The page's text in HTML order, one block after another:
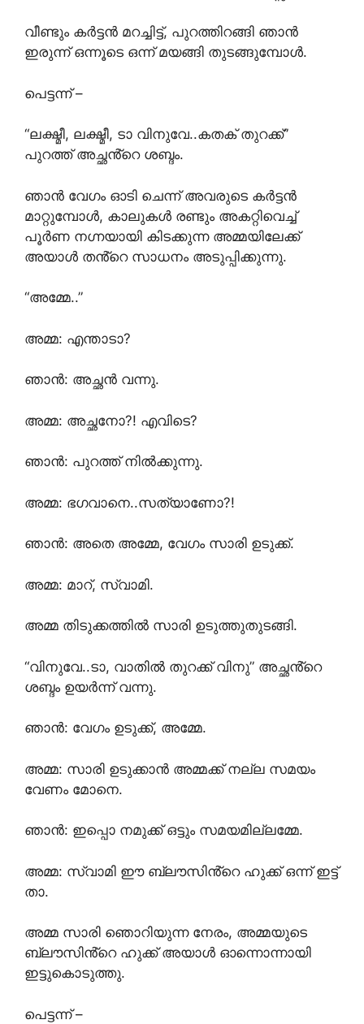
വീണ്ടും കർട്ടൻ മറച്ചിട്ട്, പുറത്തിറങ്ങി ഞാൻ
ഇരുന്ന് ഒന്നൂടെ ഒന്ന് മയങ്ങി തുടങ്ങുമ്പോൾ.
പെട്ടന്ന് –
“ലക്ഷ്മീ, ലക്ഷ്മീ, ടാ വിനുവേ..കതക് തുറക്ക്”
പുറത്ത് അച്ഛൻ്റെ ശബ്ദം.
ഞാൻ വേഗം ഓടി ചെന്ന് അവരുടെ കർട്ടൻ
മാറ്റുമ്പോൾ, കാലുകൾ രണ്ടും അകറ്റിവെച്ച്
പൂർണ നഗ്നയായി കിടക്കുന്ന അമ്മയിലേക്ക്
അയാൾ തൻ്റെ സാധനം അടുപ്പിക്കുന്നു.
“അമ്മേ..”
അമ്മ: എന്താടാ?
ഞാൻ: അച്ഛൻ വന്നു.
അമ്മ: അച്ഛനോ?! എവിടെ?
ഞാൻ: പുറത്ത് നിൽക്കുന്നു.
അമ്മ: ഭഗവാനെ..സത്യാണോ?!
ഞാൻ: അതെ അമ്മേ, വേഗം സാരി ഉടുക്ക്.
അമ്മ: മാറ്, സ്വാമി.
അമ്മ തിടുക്കത്തിൽ സാരി ഉടുത്തുതുടങ്ങി.
“വിനുവേ..ടാ, വാതിൽ തുറക്ക് വിനു” അച്ഛൻ്റെ
ശബ്ദം ഉയർന്ന് വന്നു.
ഞാൻ: വേഗം ഉടുക്ക്, അമ്മേ.
അമ്മ: സാരി ഉടുക്കാൻ അമ്മക്ക് നല്ല സമയം
വേണം മോനെ.
ഞാൻ: ഇപ്പൊ നമുക്ക് ഒട്ടും സമയമില്ലമ്മേ.
അമ്മ: സ്വാമി ഈ ബ്ലൗസിൻ്റെ ഹുക്ക് ഒന്ന് ഇട്ട്
താ.
അമ്മ സാരി ഞൊറിയുന്ന നേരം, അമ്മയുടെ
ബ്ലൗസിൻ്റെ ഹുക്ക് അയാൾ ഓന്നൊന്നായി
ഇട്ടുകൊടുത്തു.
പെട്ടന്ന് –